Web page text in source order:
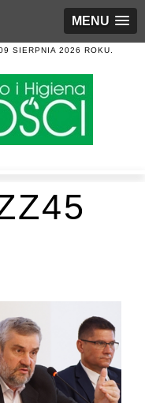
MENU
09 SIERPNIA 2026 ROKU.